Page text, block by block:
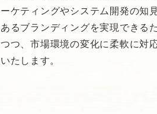
ーケティングやシステム開発の知
あるブランディングを実現できる
つつ、市場環境の変化に柔軟に対
いたします。